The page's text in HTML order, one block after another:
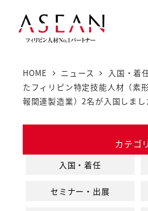
HOME ニュース 入国・着
たフィリピン特定技能人材（素
報関連製造業）2名が入国しまし
カテゴ
入国・着任
セミナー・出展